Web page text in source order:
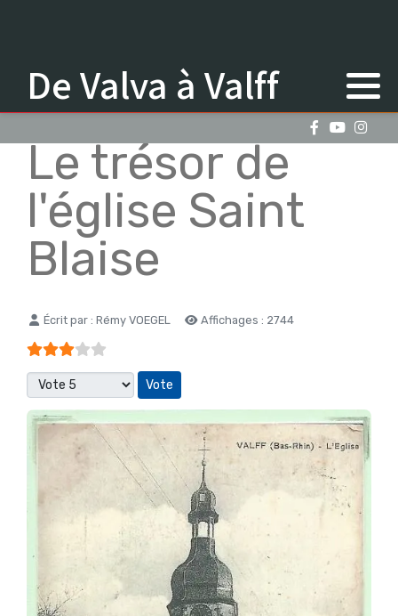
De Valva à Valff
Le trésor de
l'église Saint
Blaise
Détails
Écrit par : Rémy VOEGEL Affichages : 2744
Vote utilisateur:
Veuillez voter